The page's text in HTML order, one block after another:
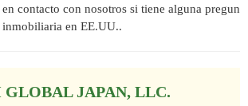
contacto con nosotros si tiene alguna pregun
en EE.UU..
GLOBAL JAPAN, LLC.